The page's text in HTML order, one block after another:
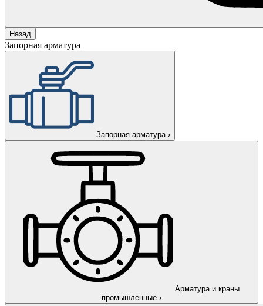
Назад
Запорная арматура
Запорная арматура ›
Арматура и краны
промышленные ›